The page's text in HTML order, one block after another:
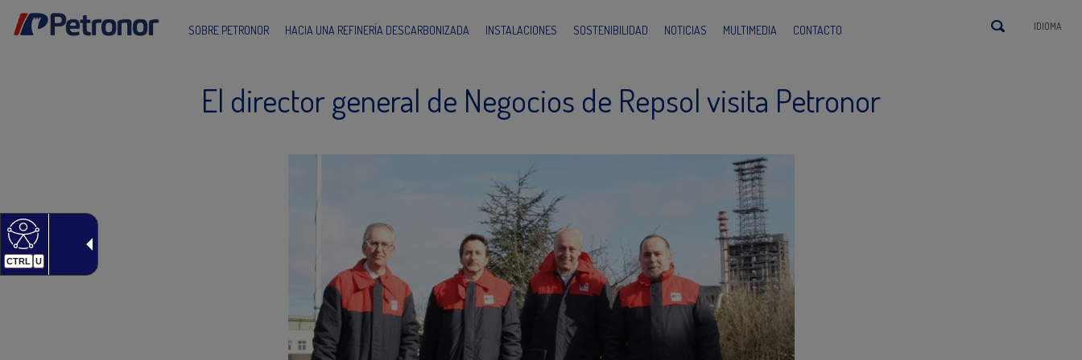
CTRL U
SOBRE PETRONOR HACIA UNA REFINERÍA DESCARBONIZADA INSTALACIONES SOSTENIBILIDAD NOTICIAS MULTIMEDIA CONTACTO IDIOMA
El director general de Negocios de Repsol visita Petronor